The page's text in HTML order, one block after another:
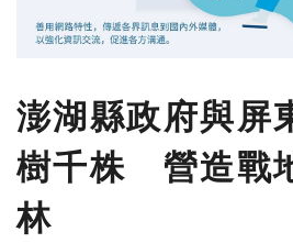
澎湖縣政府與屏
樹千株 營造戰
林